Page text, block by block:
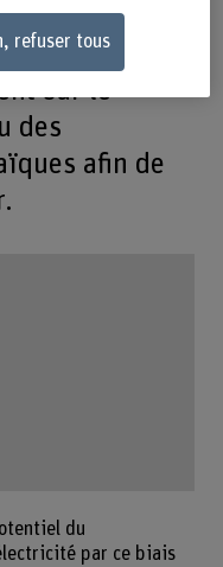
Bucher
sur le
des
afin de
du
par ce biais
refuser tous